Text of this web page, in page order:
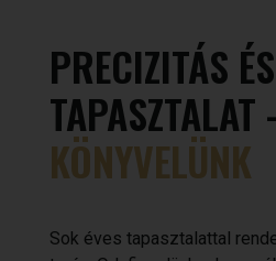
PRECIZITÁS ÉS
TAPASZTALAT
KÖNYVELÜNK
Sok éves tapasztalattal